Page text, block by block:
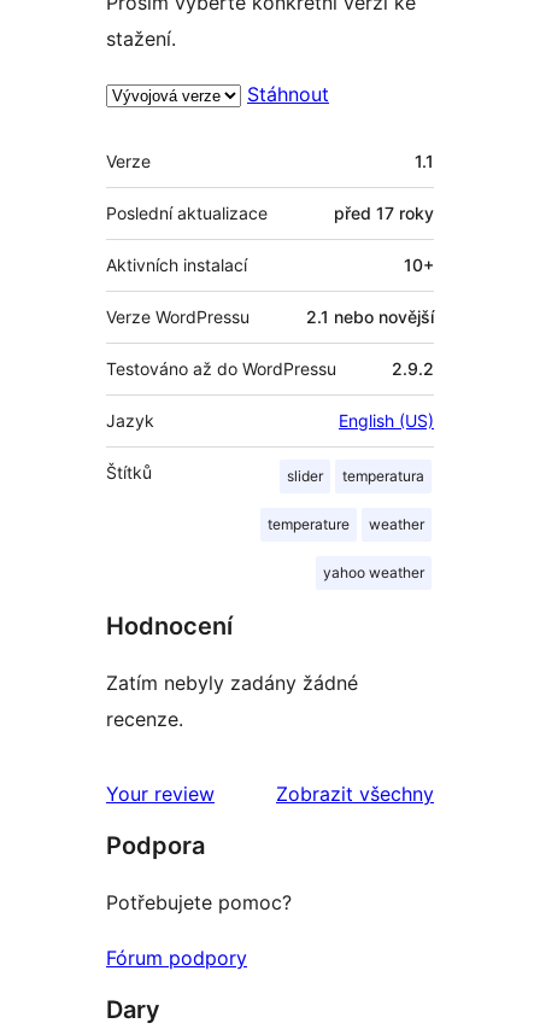
stažení.
Stáhnout
Meta
Verze 1.1
Poslední aktualizace před 17 roky
Aktivních instalací 10+
Verze WordPressu 2.1 nebo novější
Testováno až do WordPressu 2.9.2
Jazyk English (US)
Štítků slider temperatura
temperature weather
yahoo weather
Hodnocení
Zatím nebyly zadány žádné
recenze.
Your review Zobrazit všechnyrecenze
Podpora
Potřebujete pomoc?
Fórum podpory
Dary